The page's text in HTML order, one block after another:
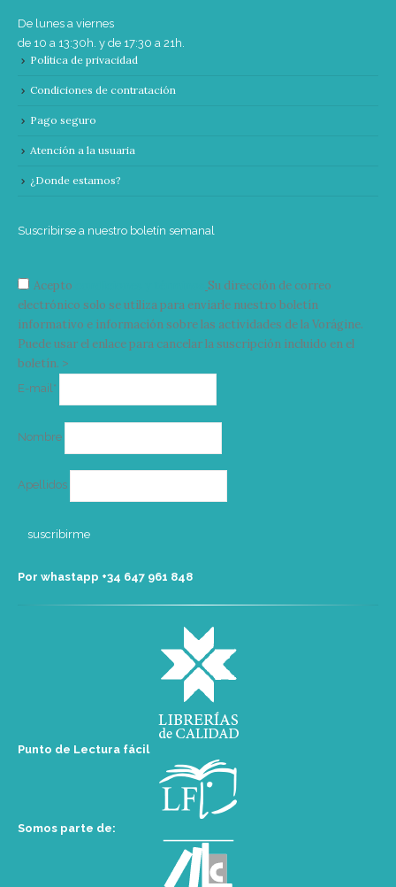
De lunes a viernes
de 10 a 13:30h. y de 17:30 a 21h.
Política de privacidad
Condiciones de contratación
Pago seguro
Atención a la usuaria
¿Donde estamos?
Suscribirse a nuestro boletín semanal
Acepto
Su dirección de correo
electrónico solo se utiliza para enviarle nuestro boletín
informativo e información sobre las actividades de la Vorágine.
Puede usar el enlace para cancelar la suscripción incluido en el
boletín. >
E-mail*
Nombre
Apellidos
Por whastapp +34 ‭647 961 848‬
Punto de Lectura fácil
Somos parte de: